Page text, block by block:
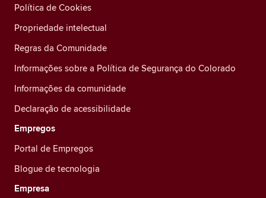
Política de Cookies
Propriedade intelectual
Regras da Comunidade
Informações sobre a Política de Segurança do Colorado
Informações da comunidade
Declaração de acessibilidade
Empregos
Portal de Empregos
Blogue de tecnologia
Empresa